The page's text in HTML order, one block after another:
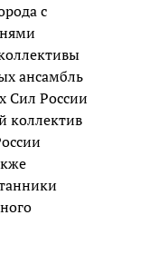
с
ансамбль
Сил России
коллектив